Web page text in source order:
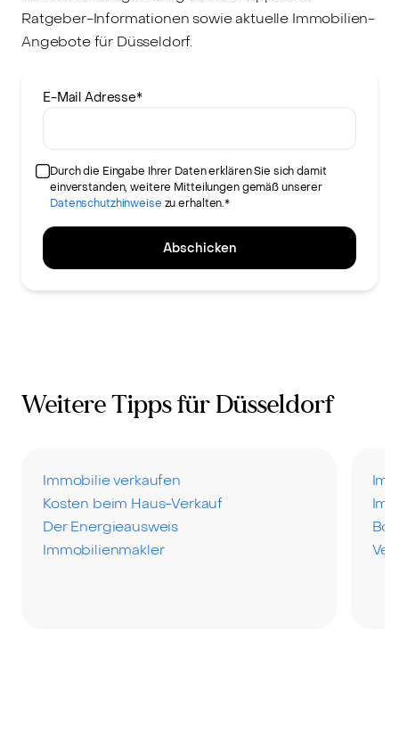
Ratgeber-Informationen sowie aktuelle Immobilien-
Angebote für Düsseldorf.
E-Mail Adresse*
Durch die Eingabe Ihrer Daten erklären Sie sich damit
einverstanden, weitere Mitteilungen gemäß unserer
Datenschutzhinweise zu erhalten.*
Abschicken
Weitere Tipps für Düsseldorf
Immobilie verkaufen
Kosten beim Haus-Verkauf
Der Energieausweis
Immobilienmakler